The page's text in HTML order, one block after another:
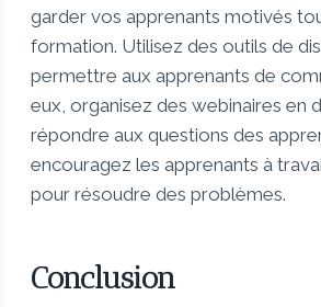
garder vos apprenants motivés
formation. Utilisez des outils de
permettre aux apprenants de
eux, organisez des webinaires en
répondre aux questions des
encouragez les apprenants à
pour résoudre des problèmes.
Conclusion